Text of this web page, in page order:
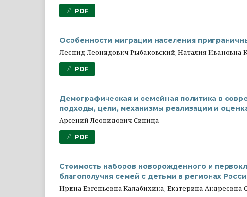
PDF
Особенности миграции населения
Леонид Леонидович Рыбаковский, Наталия Ивановна
PDF
Демографическая и семейная политика в
подходы, цели, механизмы реализации и оценка
Арсений Леонидович Синица
PDF
Стоимость наборов новорождённого и
благополучия семей с детьми в регионах
Ирина Евгеньевна Калабихина, Екатерина Андреевна